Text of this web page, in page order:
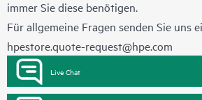
immer Sie diese benötigen.
Für allgemeine Fragen senden Sie uns
hpestore.quote-request@hpe.com
Live Chat